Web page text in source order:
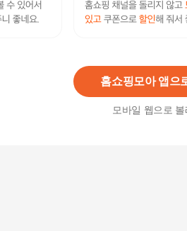
홈쇼핑모아 앱으
모바일 웹으로 볼
[본사공식몰] 시서스 필